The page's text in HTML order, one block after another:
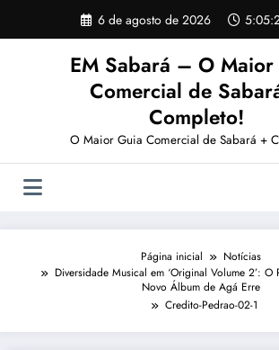
o
6 de agosto de 2026
EM Sabará – O
Comercial de
Completo!
O Maior Guia Comercial de Sabará +
Página inicial
Notícias
Diversidade Musical em ‘Original Volume 2’: O
Novo Álbum de Agá Erre
Credito-Pedrao-02-1